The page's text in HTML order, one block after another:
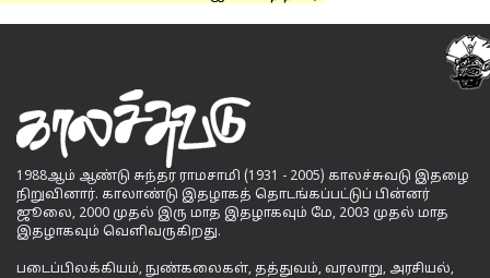
1988ஆம் ஆண்டு சுந்தர ராமசாமி (1931 - 2005) காலச்சுவடு இதழை
நிறுவினார். காலாண்டு இதழாகத் தொடங்கப்பட்டுப் பின்னர்
ஜூலை, 2000 முதல் இரு மாத இதழாகவும் மே, 2003 முதல் மாத
இதழாகவும் வெளிவருகிறது.
படைப்பிலக்கியம், நுண்கலைகள், தத்துவம், வரலாறு, அரசியல்,